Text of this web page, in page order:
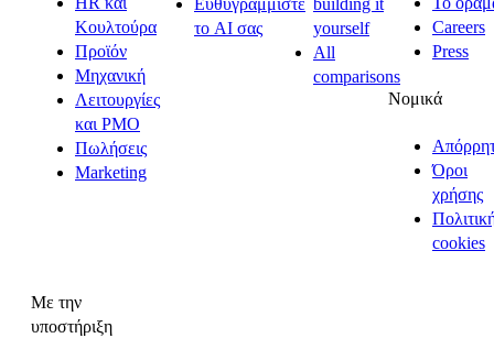
Κουλτούρα
Προϊόν
Μηχανική
Λειτουργίες
και PMO
Πωλήσεις
Marketing
Ευθυγραμμίστε
το AI σας
building it
yourself
All
comparisons
Careers
Press
Νομικά
Όροι
χρήσης
cookies
Με την
υποστήριξη